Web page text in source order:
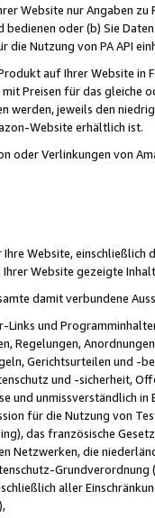
Website nur Angaben
oder (b) Sie
Nutzung von PA API
auf Ihrer Website
mit Preisen für das
jeweils den
Website erhältlich ist.
oder Verlinkungen von
Website,
Website gezeigte
damit verbundene
Links und
Regelungen,
Gerichtsurteilen und -
und -sicherheit,
und unmissverständlich
für die Nutzung von
das französische
Netzwerken, die
aller